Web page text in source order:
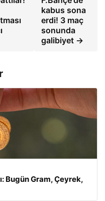
kabus sona
erdi! 3 maç
sonunda
galibiyet →
Bugün Gram, Çeyrek,